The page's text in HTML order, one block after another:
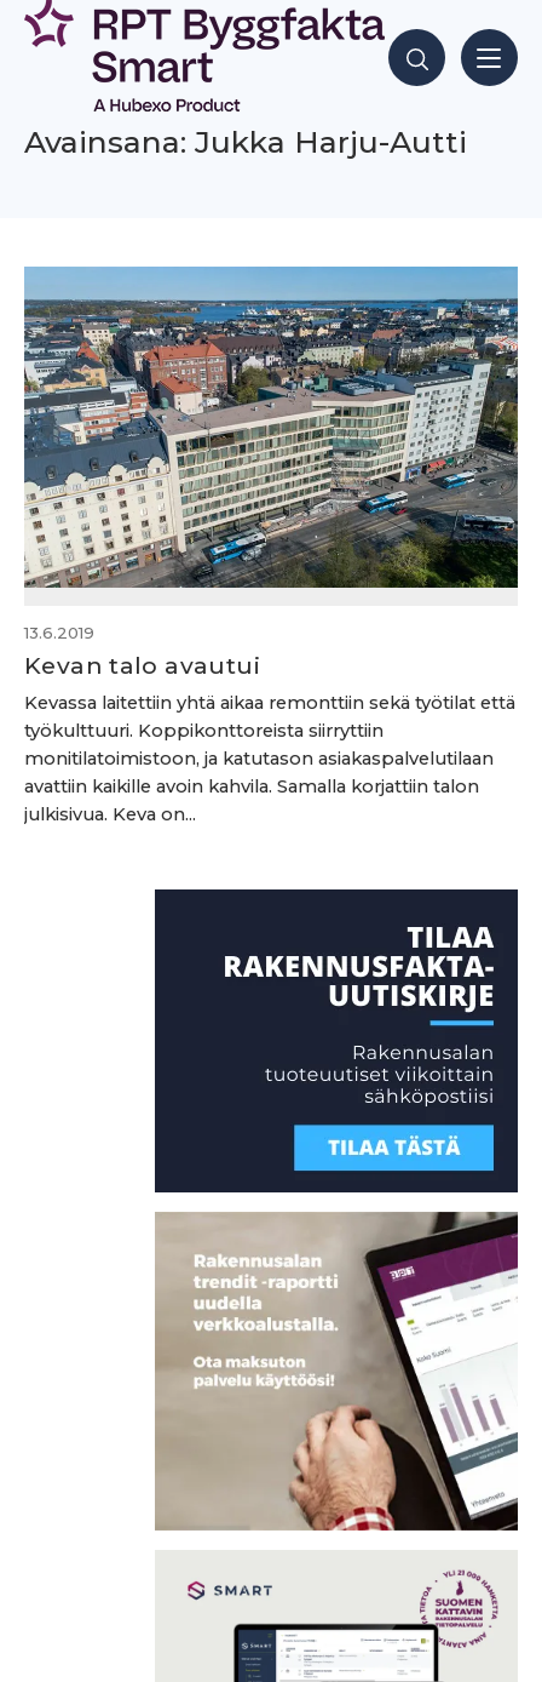
Siirry
sisältöön
Hae sisältöjä
Avainsana: Jukka Harju-Autti
13.6.2019
Kevan talo avautui
Kevassa laitettiin yhtä aikaa remonttiin sekä työtilat että
työkulttuuri. Koppikonttoreista siirryttiin
monitilatoimistoon, ja katutason asiakaspalvelutilaan
avattiin kaikille avoin kahvila. Samalla korjattiin talon
julkisivua. Keva on...